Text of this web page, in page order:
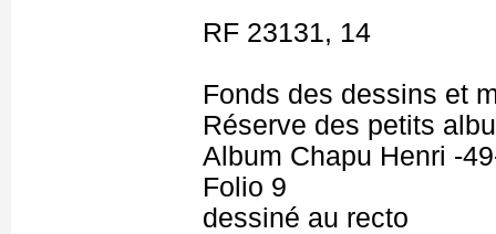
RF 23131, 14
Fonds des dessins et
Réserve des petits
Album Chapu Henri -
Folio 9
dessiné au recto